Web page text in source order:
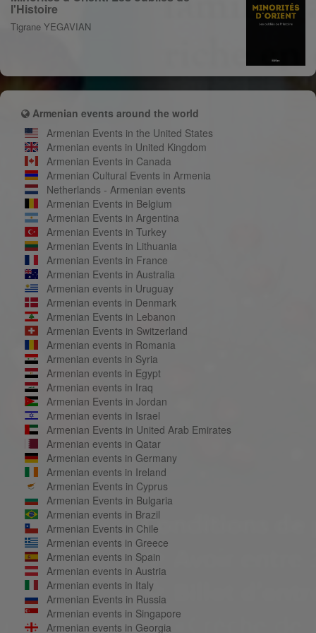
l'Histoire
Tigrane YEGAVIAN
Armenian events around the world
Armenian Events in the United States
Armenian events in United Kingdom
Armenian Events in Canada
Armenian Cultural Events in Armenia
Netherlands - Armenian events
Armenian Events in Belgium
Armenian Events in Argentina
Armenian Events in Turkey
Armenian Events in Lithuania
Armenian Events in France
Armenian Events in Australia
Armenian events in Uruguay
Armenian events in Denmark
Armenian Events in Lebanon
Armenian Events in Switzerland
Armenian events in Romania
Armenian events in Syria
Armenian events in Egypt
Armenian events in Iraq
Armenian Events in Jordan
Armenian events in Israel
Armenian Events in United Arab Emirates
Armenian events in Qatar
Armenian events in Germany
Armenian events in Ireland
Armenian Events in Cyprus
Armenian Events in Bulgaria
Armenian events in Brazil
Armenian Events in Chile
Armenian events in Greece
Armenian events in Spain
Armenian events in Austria
Armenian events in Italy
Armenian Events in Russia
Armenian events in Singapore
Armenian events in Georgia